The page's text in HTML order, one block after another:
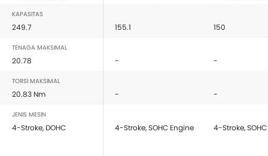
KAPASITAS
249.7 155.1 150
TENAGA MAKSIMAL
20.78 - -
TORSI MAKSIMAL
20.83 Nm - -
JENIS MESIN
4-Stroke, DOHC 4-Stroke, SOHC Engine 4-Stroke, SOHC